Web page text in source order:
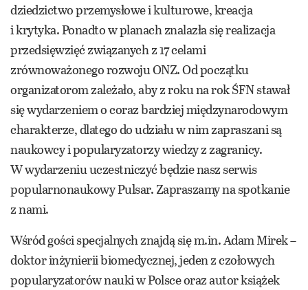
dziedzictwo przemysłowe i kulturowe, kreacja
i krytyka. Ponadto w planach znalazła się realizacja
przedsięwzięć związanych z 17 celami
zrównoważonego rozwoju ONZ. Od początku
organizatorom zależało, aby z roku na rok ŚFN stawał
się wydarzeniem o coraz bardziej międzynarodowym
charakterze, dlatego do udziału w nim zapraszani są
naukowcy i popularyzatorzy wiedzy z zagranicy.
W wydarzeniu uczestniczyć będzie nasz serwis
popularnonaukowy Pulsar. Zapraszamy na spotkanie
z nami.
Wśród gości specjalnych znajdą się m.in. Adam Mirek –
doktor inżynierii biomedycznej, jeden z czołowych
popularyzatorów nauki w Polsce oraz autor książek